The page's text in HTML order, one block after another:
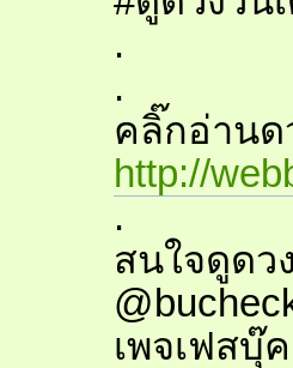
.
.
คลิ๊กอ่านด
http://
.
สนใจดูดว
เพจเฟสบุ๊